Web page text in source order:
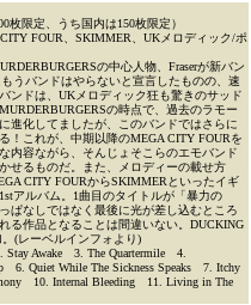
限定、うち国内は150枚限定）
FOUR、SKIMMER、UKメロディック/ポ
の中心人物、Fraserが新バン
うバンドはやらないと宣言したものの、速
ンドは、UKメロディック狂も驚きのサッド
の時点で、過去のラモー
進化してましたが、このバンドではさらに
！これが、中期以降のMEGA CITY FOURを
内容ながら、そんじょそこらのエモバンド
せるものだ。また、メロディーの載せ方
CITY FOURからSKIMMERといったイギ
アルバム。1曲目のタイトルが「暴力の
ぱなしではなく最後に光が差し込むところ
る作品となることは間違いない。DUCKING
(レーベルインフォより)
Stay Awake 3. The Quartermile 4.
6. Quiet While The Sickness Speaks 7. Itchy
10. Internal Bleeding 11. Living in The